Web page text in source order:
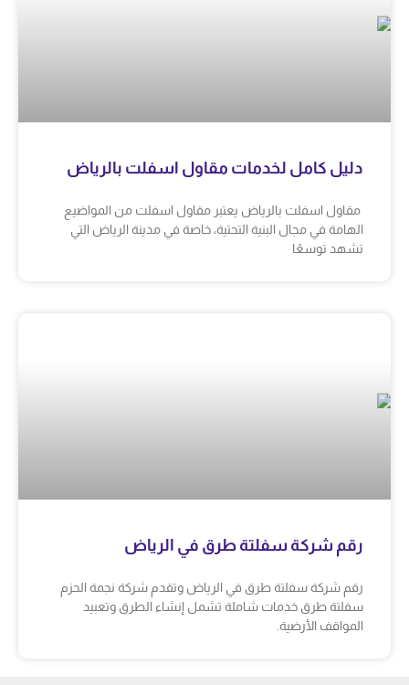
دليل كامل لخدمات مقاول اسفلت بالرياض
مقاول اسفلت بالرياض يعتبر مقاول اسفلت من المواضيع
الهامة في مجال البنية التحتية، خاصة في مدينة الرياض التي
تشهد توسعًا
رقم شركة سفلتة طرق في الرياض
رقم شركة سفلتة طرق في الرياض وتقدم شركة نجمة الحزم
سفلتة طرق خدمات شاملة تشمل إنشاء الطرق وتعبيد
المواقف الأرضية.